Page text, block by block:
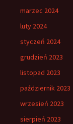
marzec 2024
luty 2024
styczeń 2024
grudzień 2023
listopad 2023
październik 2023
wrzesień 2023
sierpień 2023